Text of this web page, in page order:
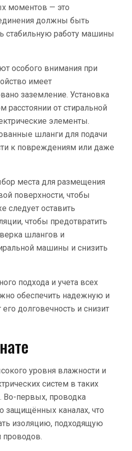
моментов — это
должны быть
стабильную работу машины
особого внимания при
имеет
заземление. Установка
от стиральной
элементы.
шланги для подачи
к повреждениям или даже
места для размещения
поверхности, чтобы
следует оставить
чтобы предотвратить
шлангов и
машины и снизить
подхода и учета всех
обеспечить надежную и
долговечность и снизит
уровня влажности и
систем в таких
Во-первых, проводка
защищённых каналах, что
изоляцию, подходящую
проводов.